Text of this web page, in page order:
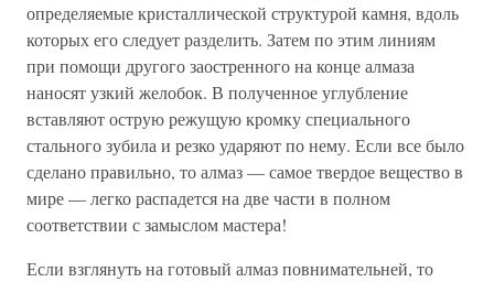
определяемые кристаллической структурой камня, вдоль
которых его следует разделить. Затем по этим линиям
при помощи другого заостренного на конце алмаза
наносят узкий желобок. В полученное углубление
вставляют острую режущую кромку специального
стального зубила и резко ударяют по нему. Если все было
сделано правильно, то алмаз — самое твердое вещество в
мире — легко распадется на две части в полном
соответствии с замыслом мастера!
Если взглянуть на готовый алмаз повнимательней, то